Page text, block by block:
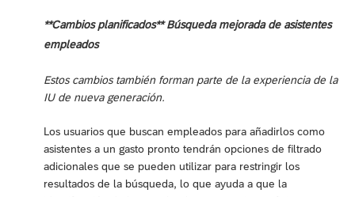
**Cambios planificados** Búsqueda mejorada de asistentes
empleados
Estos cambios también forman parte de la experiencia de la
IU de nueva generación.
Los usuarios que buscan empleados para añadirlos como
asistentes a un gasto pronto tendrán opciones de filtrado
adicionales que se pueden utilizar para restringir los
resultados de la búsqueda, lo que ayuda a que la